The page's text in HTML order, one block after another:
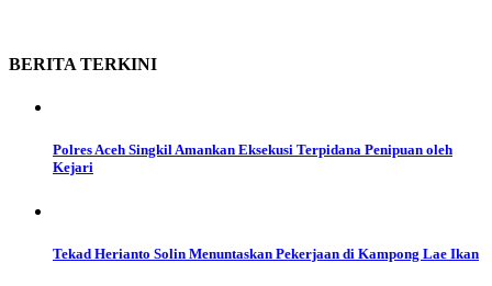
BERITA TERKINI
Polres Aceh Singkil Amankan Eksekusi Terpidana Penipuan oleh
Kejari
Tekad Herianto Solin Menuntaskan Pekerjaan di Kampong Lae Ikan